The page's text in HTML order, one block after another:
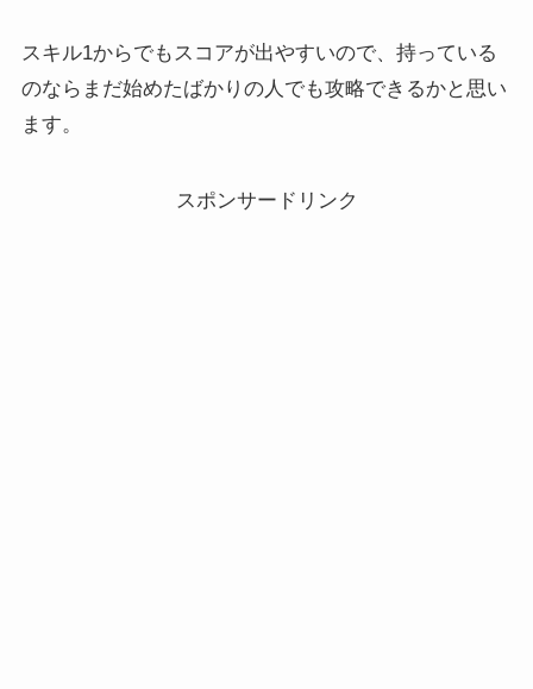
スキル1からでもスコアが出やすいので、持っている
のならまだ始めたばかりの人でも攻略できるかと思い
ます。
スポンサードリンク